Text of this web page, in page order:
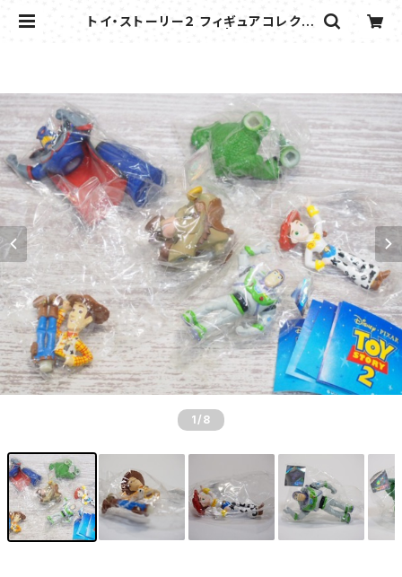
トイ・ストーリー２ フィギュアコレクシ
1 /8